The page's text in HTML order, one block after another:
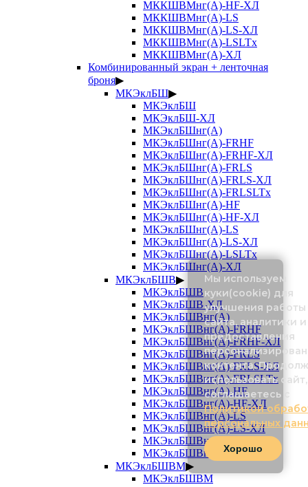
МККШВМнг(А)-HF-ХЛ
МККШВМнг(А)-LS
МККШВМнг(А)-LS-ХЛ
МККШВМнг(А)-LSLTx
МККШВМнг(А)-ХЛ
Комбинированный экран + ленточная
броня▶
МКЭклБШ▶
МКЭклБШ
МКЭклБШ-ХЛ
МКЭклБШнг(А)
МКЭклБШнг(А)-FRHF
МКЭклБШнг(А)-FRHF-ХЛ
МКЭклБШнг(А)-FRLS
МКЭклБШнг(А)-FRLS-ХЛ
МКЭклБШнг(А)-FRLSLTx
МКЭклБШнг(А)-HF
МКЭклБШнг(А)-HF-ХЛ
МКЭклБШнг(А)-LS
МКЭклБШнг(А)-LS-ХЛ
МКЭклБШнг(А)-LSLTx
МКЭклБШнг(А)-ХЛ
МКЭклБШВ▶
МКЭклБШВ
МКЭклБШВ-ХЛ
МКЭклБШВнг(А)
МКЭклБШВнг(А)-FRHF
МКЭклБШВнг(А)-FRHF-ХЛ
МКЭклБШВнг(А)-FRLS
МКЭклБШВнг(А)-FRLS-ХЛ
МКЭклБШВнг(А)-FRLSLTx
МКЭклБШВнг(А)-HF
МКЭклБШВнг(А)-HF-ХЛ
МКЭклБШВнг(А)-LS
МКЭклБШВнг(А)-LS-ХЛ
МКЭклБШВнг(А)-LSLTx
МКЭклБШВнг(А)-ХЛ
МКЭклБШВМ▶
МКЭклБШВМ
Мы используем
куки(cookie) для
улучшения работы
сайта, аналитики и
предоставления
контента.
использовать
соглашаетесь с
Политикой
персональных
Хорошо